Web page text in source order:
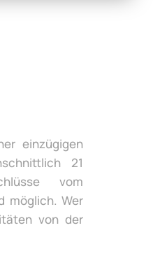
einzügigen
21
vom
möglich. Wer
von der